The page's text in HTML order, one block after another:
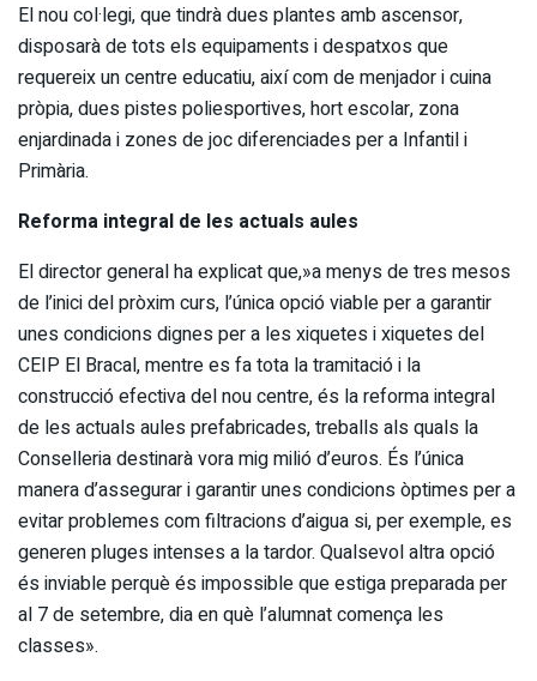
El nou col·legi, que tindrà dues plantes amb ascensor,
disposarà de tots els equipaments i despatxos que
requereix un centre educatiu, així com de menjador i cuina
pròpia, dues pistes poliesportives, hort escolar, zona
enjardinada i zones de joc diferenciades per a Infantil i
Primària.
Reforma integral de les actuals aules
El director general ha explicat que,»a menys de tres mesos
de l’inici del pròxim curs, l’única opció viable per a garantir
unes condicions dignes per a les xiquetes i xiquetes del
CEIP El Bracal, mentre es fa tota la tramitació i la
construcció efectiva del nou centre, és la reforma integral
de les actuals aules prefabricades, treballs als quals la
Conselleria destinarà vora mig milió d’euros. És l’única
manera d’assegurar i garantir unes condicions òptimes per a
evitar problemes com filtracions d’aigua si, per exemple, es
generen pluges intenses a la tardor. Qualsevol altra opció
és inviable perquè és impossible que estiga preparada per
al 7 de setembre, dia en què l’alumnat comença les
classes».